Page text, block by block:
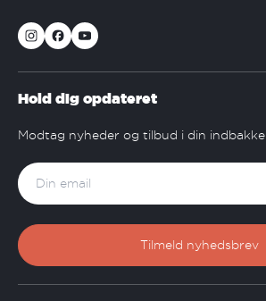
Hold dig opdateret
Modtag nyheder og tilbud i din indbakke.